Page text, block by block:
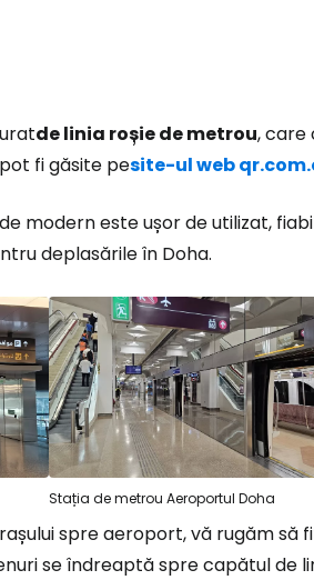
de linia roșie de metrou, care
fi găsite pesite-ul web
modern este ușor de utilizat,
deplasările în Doha.
Stația de metrou Aeroportul Doha
spre aeroport, vă rugăm să
se îndreaptă spre capătul de